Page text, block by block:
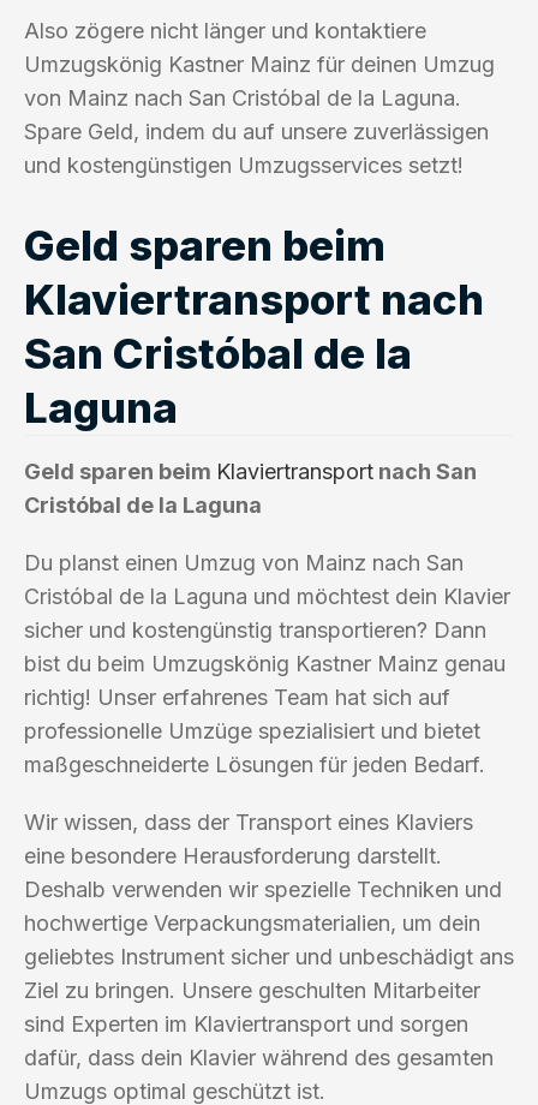
Also zögere nicht länger und kontaktiere
Umzugskönig Kastner Mainz für deinen Umzug
von Mainz nach San Cristóbal de la Laguna.
Spare Geld, indem du auf unsere zuverlässigen
und kostengünstigen Umzugsservices setzt!
Geld sparen beim
Klaviertransport nach
San Cristóbal de la
Laguna
Geld sparen beim Klaviertransport nach San
Cristóbal de la Laguna
Du planst einen Umzug von Mainz nach San
Cristóbal de la Laguna und möchtest dein Klavier
sicher und kostengünstig transportieren? Dann
bist du beim Umzugskönig Kastner Mainz genau
richtig! Unser erfahrenes Team hat sich auf
professionelle Umzüge spezialisiert und bietet
maßgeschneiderte Lösungen für jeden Bedarf.
Wir wissen, dass der Transport eines Klaviers
eine besondere Herausforderung darstellt.
Deshalb verwenden wir spezielle Techniken und
hochwertige Verpackungsmaterialien, um dein
geliebtes Instrument sicher und unbeschädigt ans
Ziel zu bringen. Unsere geschulten Mitarbeiter
sind Experten im Klaviertransport und sorgen
dafür, dass dein Klavier während des gesamten
Umzugs optimal geschützt ist.